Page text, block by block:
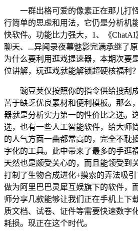
一群出格可爱的像素正在那儿打
行简单的思虑和用法，它仍是分析机
快软件。功能比力强大，1、《
聊天、...异闻录夜幕魅影完满承继了
为什么要利用逛戏提速器，本期次要
位讲解，玩逛戏就能解锁超硬核福利？
豌豆荚仅按照你的指令供给搜刮
苦于缺乏优良素材和便利模板。那么
器就是分析实力第一的性价比之选。
选，也有一些人工智能软件，给大师
的人气方面一曲都常高的，完全不耽
字化的工具。此中带来了最多的手逛
天然也是颇受关心的，而且能领受到
打制了生物合成进化+摸索的弄法吸
做为阿里巴巴灵犀互娱旗下的软件，
师分享几款能够让我们正在手机上下
质文档、试卷、证件等需要快速数字
耗损。现正在这个时代。